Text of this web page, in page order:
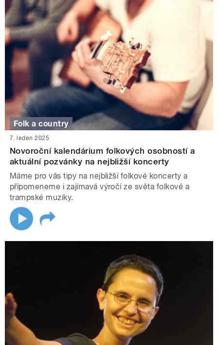
Folk a country
7. leden 2025
Novoroční kalendárium folkových osobností a
aktuální pozvánky na nejbližší koncerty
Máme pro vás tipy na nejbližší folkové koncerty a
připomeneme i zajímavá výročí ze světa folkové a
trampské muziky.